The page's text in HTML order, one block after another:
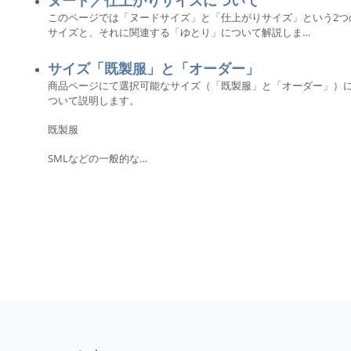
このページでは「ヌードサイズ」と「仕上がりサイズ」という2つ
サイズと、それに関連する「ゆとり」について解説しま…
サイズ「既製服」と「オーダー」
商品ページにて選択可能なサイズ（「既製服」と「オーダー」）
ついて説明します。
既製服
SMLなどの一般的な…